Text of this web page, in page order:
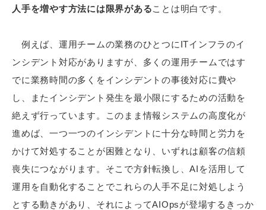
人手を増やす方法には限界があることは明白です。
例えば、運用チームの業務のひとつにITインフラのイ
ンシデント対応がありますが、多くの運用チームではす
でに業務時間の多くをインシデントの事後対応に費や
し、またインシデント発生を最小限にするための活動を
絶えず行っています。このまま情報システムの高度化が
進めば、一つ一つのインシデントに十分な時間と労力を
かけて対処することが困難となり、いずれは顧客の信頼
喪失につながります。そこで方針転換し、AIを活用して
運用を自動化することでこれらの人手不足に対処しよう
とする動きがあり、それによってAIOpsが登場するきっか